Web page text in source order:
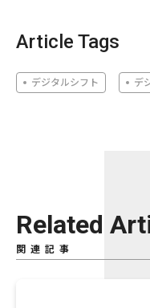
Article Tags
デジタルシフト デ
Related
関連記事